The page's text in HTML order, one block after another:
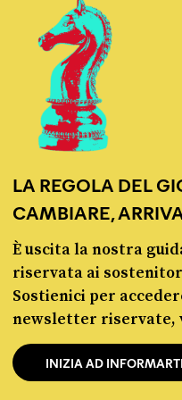
LA REGOLA DEL
CAMBIARE,
È uscita la nostra
riservata ai
Sostienici per
newsletter riservate,
INIZIA AD
CONDIVIDI
facebook
LEGGI LA NOSTRA POLITICA